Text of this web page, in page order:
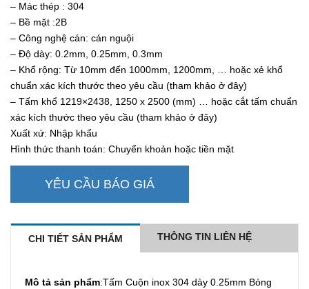
– Mác thép : 304
– Bề mặt :2B
– Công nghệ cán: cán nguội
– Độ dày: 0.2mm, 0.25mm, 0.3mm
– Khổ rộng: Từ 10mm đến 1000mm, 1200mm, … hoặc xẻ khổ
chuẩn xác kích thước theo yêu cầu (tham khảo ở đây)
– Tấm khổ 1219×2438, 1250 x 2500 (mm) … hoặc cắt tấm chuẩn
xác kích thước theo yêu cầu (tham khảo ở đây)
Xuất xứ: Nhập khẩu
Hình thức thanh toán: Chuyển khoản hoặc tiền mặt
YÊU CẦU BÁO GIÁ
CHI TIẾT SẢN PHẨM THÔNG TIN LIÊN HỆ
Mô tả sản phẩm:Tấm Cuộn inox 304 dày 0.25mm Bóng